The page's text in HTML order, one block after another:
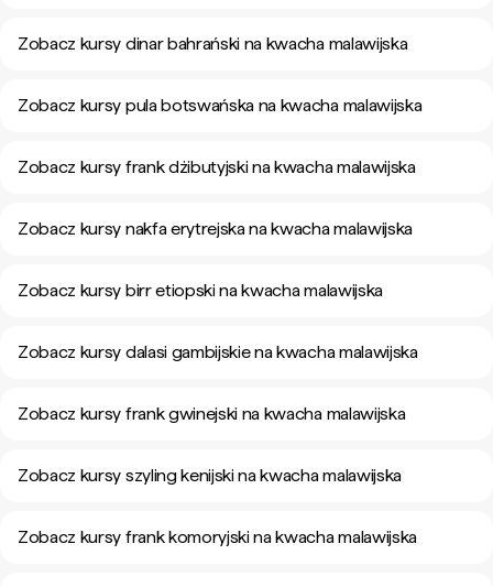
Zobacz kursy dinar bahrański na kwacha malawijska
Zobacz kursy pula botswańska na kwacha malawijska
Zobacz kursy frank dżibutyjski na kwacha malawijska
Zobacz kursy nakfa erytrejska na kwacha malawijska
Zobacz kursy birr etiopski na kwacha malawijska
Zobacz kursy dalasi gambijskie na kwacha malawijska
Zobacz kursy frank gwinejski na kwacha malawijska
Zobacz kursy szyling kenijski na kwacha malawijska
Zobacz kursy frank komoryjski na kwacha malawijska